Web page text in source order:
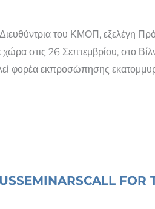
Διευθύντρια του ΚΜΟΠ, εξελέγη
χώρα στις 26 Σεπτεμβρίου, στο
φορέα εκπροσώπησης
SEMINARSCALL FOR